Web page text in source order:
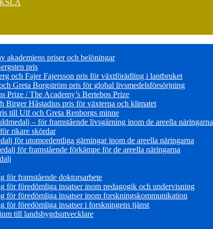
akademiens priser och belöningar
pris
och Fajer Fajersson pris för växtförädling i lantbruket
Greta Borgström pris för global livsmedelsförsörjning
Prize / The Academy’s Bertebos Prize
Birger Håstadius pris för växterna och klimatet
till Ulf och Greta Renborgs minne
– för framstående livsgärning inom de areella näringarna
rikare skördar
för utomordentliga gärningar inom de areella näringarna
för framstående förkämpe för de areella näringarna
för framstående doktorsarbete
för föredömliga insatser inom pedagogik och undervisning
för föredömliga insatser inom forskningskommunikation
för föredömliga insatser i forskningens tjänst
till landsbygdsutvecklare